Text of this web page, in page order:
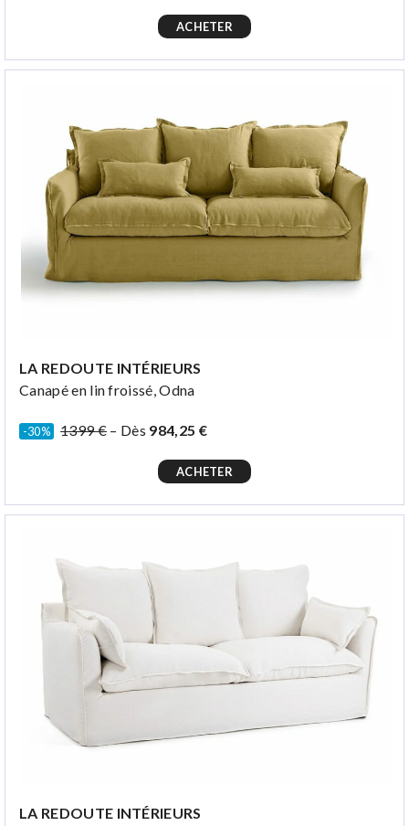
ACHETER
LA REDOUTE INTÉRIEURS
Canapé en lin froissé, Odna
-30% 1399 € – Dès 984,25 €
ACHETER
LA REDOUTE INTÉRIEURS